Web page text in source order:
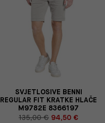
SVJETLOSIVE BENNI
REGULAR FIT KRATKE HLAČE
M9782E 8366197
135,00 € 94,50 €